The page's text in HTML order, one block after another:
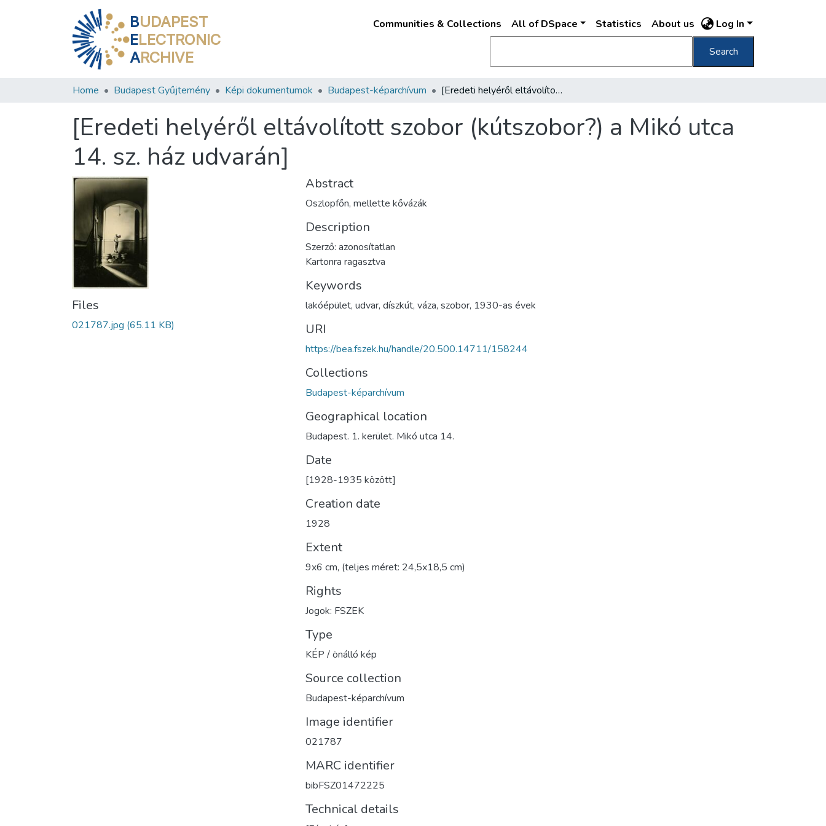
BUDAPEST
ELECTRONIC
ARCHIVE
Communities & Collections All of DSpace Statistics About us Log In
Search
Home Budapest Gyűjtemény Képi dokumentumok Budapest-képarchívum [Eredeti helyéről eltávolított szobor (kútszobor?) a Mikó utca 14. sz. ház udvarán]
[Eredeti helyéről eltávolított szobor (kútszobor?) a Mikó utca
14. sz. ház udvarán]
Files
021787.jpg (65.11 KB)
Abstract
Oszlopfőn, mellette kővázák
Description
Szerző: azonosítatlan
Kartonra ragasztva
Keywords
lakóépület, udvar, díszkút, váza, szobor, 1930-as évek
URI
https://bea.fszek.hu/handle/20.500.14711/158244
Collections
Budapest-képarchívum
Geographical location
Budapest. 1. kerület. Mikó utca 14.
Date
[1928-1935 között]
Creation date
1928
Extent
9x6 cm, (teljes méret: 24,5x18,5 cm)
Rights
Jogok: FSZEK
Type
KÉP / önálló kép
Source collection
Budapest-képarchívum
Image identifier
021787
MARC identifier
bibFSZ01472225
Technical details